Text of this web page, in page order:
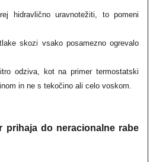
hidravlično uravnotežiti, to pomeni
skozi vsako posamezno ogrevalo
odziva, kot na primer termostatski
in ne s tekočino ali celo voskom.
prihaja do neracionalne rabe